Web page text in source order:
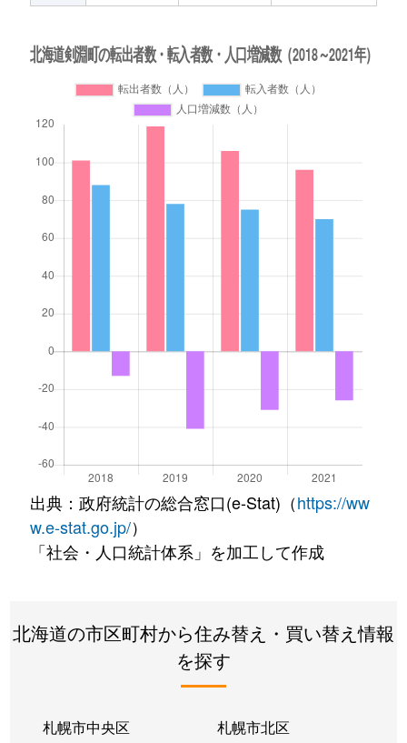
出典：政府統計の総合窓口(e-Stat)（https://ww
w.e-stat.go.jp/）
「社会・人口統計体系」を加工して作成
北海道の市区町村から住み替え・買い替え情報
を探す
札幌市中央区 札幌市北区